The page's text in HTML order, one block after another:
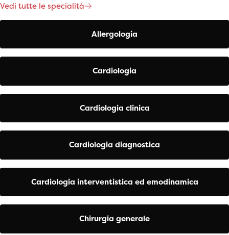
Vedi tutte le specialità
Allergologia
Cardiologia
Cardiologia clinica
Cardiologia diagnostica
Cardiologia interventistica ed emodinamica
Chirurgia generale